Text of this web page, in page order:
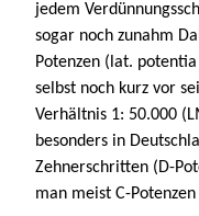
jedem
sogar noch zunahm
Potenzen (lat.
selbst noch kurz vor
Verhältnis 1: 50.000
besonders in
Zehnerschritten (D-
man meist C-